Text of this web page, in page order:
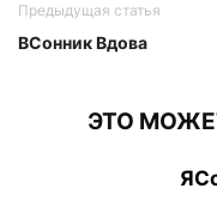
Предыдущая статья
ВСонник Вдова
ЭТО